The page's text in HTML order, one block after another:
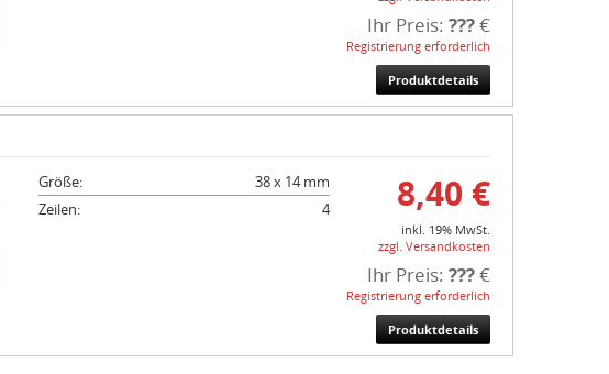
Ihr Preis: ???€
Registrierung erforderlich
Produktdetails
8,40 €
inkl. 19% MwSt.
zzgl. Versandkosten
Ihr Preis: ???€
Registrierung erforderlich
Produktdetails
Größe:
38 x 14 mm
Zeilen:
4